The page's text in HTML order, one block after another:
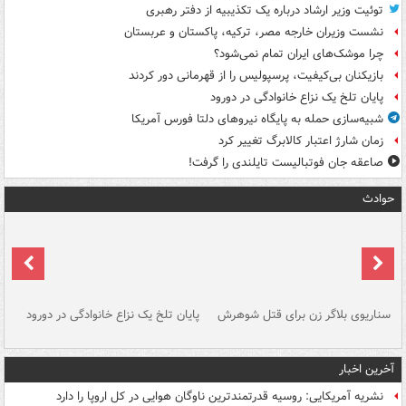
توئیت وزیر ارشاد درباره یک تکذیبیه از دفتر رهبری
نشست وزیران خارجه مصر، ترکیه، پاکستان و عربستان
چرا موشک‌های ایران تمام نمی‌شود؟
بازیکنان بی‌کیفیت، پرسپولیس را از قهرمانی دور کردند
پایان تلخ یک نزاع خانوادگی در دورود
شبیه‌سازی حمله به پایگاه نیروهای دلتا فورس آمریکا
زمان شارژ اعتبار کالابرگ تغییر کرد
صاعقه جان فوتبالیست تایلندی را گرفت!
حوادث
سناریوی بلاگر زن برای قتل شوهرش پایان تلخ یک نزاع خانوادگی در دورود
آخرین اخبار
نشریه آمریکایی: روسیه قدرتمندترین ناوگان هوایی در کل اروپا را دارد